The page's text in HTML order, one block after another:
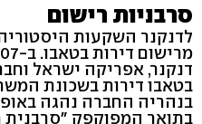
סרבניות רישום
לדנקנר השקעות
דנקנר, אפריקה ישראל
בטאבו דירות בשכונת
בנהריה החברה נהגה
בתואר המפוקפק